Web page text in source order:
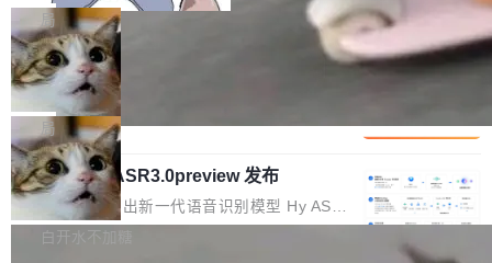
x / Harmony PC curl -fsSL https://solon.noea
r.org/solon...
不断累积，代码仓中的模块关系、接口契约、业
务逻辑等关键信息往往分散于数十乃至数百个文
件之中，形成高度复杂的知识关联网络。传统的
代码检索手段（如关键词匹配、目录遍历）仅能
在语法层面完成文本定位，难以触及代码的语义
内涵与结构关联，导致开发者使用代码智能体在
理解大规模代码仓时面临显著"代码仓理解"瓶
颈。 代码仓深度理解服务（以下简称" CodeBas
e深度理解服务"）是华为云码道（CodeA...
名90后算法工程师王某，为了给自己接的私活腾
服务器空间，删光了公司AI游戏部门的全部核心
数据。 王某2024年1月入职东城区某科技公司AI
短剧部门，有互联网大厂背景。在公司内部架构
调整期间，部门三次通知全员将数据从A集群迁
移到B集群，王某都回复了"收到"。 他没有迁移
数据。2024年9月3日下午4点，他使用此前登录
的账号密码进入A集群，输入了一条被程序员圈
称为"删库跑路"的命令——最高管理员权限、无
局
Cloudflare 分享推理优化实践：KV ca
che 量化 + 权重压缩，吞吐量提升 4
1%，成本降 30%
Kimi 和 GLM 是当前最强的大模型系列之一，但
它们有一个共同的问题：太吃显存了。月之暗面
的 Kimi K 系列和智谱的 GLM 都是长上下文、M
oE 架构的大模型，好用到让人上瘾，但 GPU 显
存永远不够用。 Cloudflare 的 Workers AI 团队
一直在跑这些模型的推理。他们在官方博客上发
局
腾讯混元 Hy ASR3.0preview 发布
腾讯混元正式推出新一代语音识别模型 Hy ASR
3.0preview。基于最新一代大语言模型 Hy3 的
白开水不加糖